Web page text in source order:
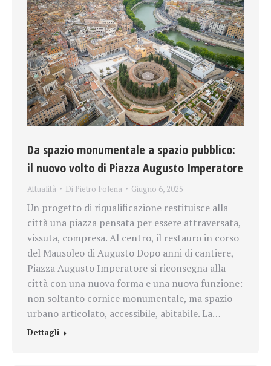
Da spazio monumentale a spazio pubblico:
il nuovo volto di Piazza Augusto Imperatore
Attualità Di Pietro Folena Giugno 6, 2025
Un progetto di riqualificazione restituisce alla
città una piazza pensata per essere attraversata,
vissuta, compresa. Al centro, il restauro in corso
del Mausoleo di Augusto Dopo anni di cantiere,
Piazza Augusto Imperatore si riconsegna alla
città con una nuova forma e una nuova funzione:
non soltanto cornice monumentale, ma spazio
urbano articolato, accessibile, abitabile. La…
Dettagli